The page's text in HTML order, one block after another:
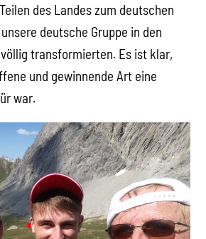
des Landes zum deutschen
deutsche Gruppe in den
transformierten. Es ist klar,
und gewinnende Art eine
war.